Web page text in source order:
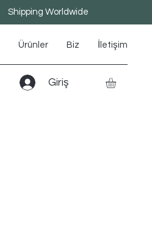
Shipping Worldwide
Ürünler Biz İletişim
Giriş